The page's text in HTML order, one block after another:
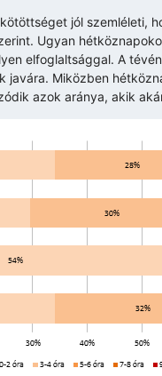
jól szemléleti,
Ugyan
elfoglaltsággal. A
javára. Miközben
azok aránya, akik